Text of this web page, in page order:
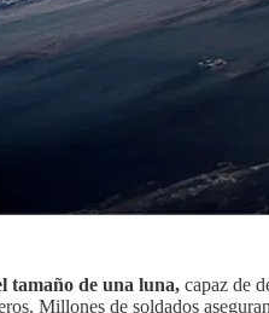
tamaño de una luna, capaz de
Millones de soldados